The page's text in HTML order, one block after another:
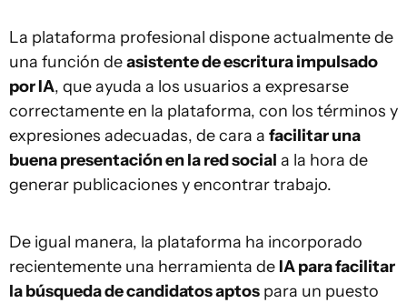
La plataforma profesional dispone actualmente de
una función deasistente de escritura impulsado
por IA, que ayuda a los usuarios a expresarse
correctamente en la plataforma, con los términos y
expresiones adecuadas, de cara a facilitar una
buena presentación en la red social a la hora de
generar publicaciones y encontrar trabajo.
De igual manera, la plataforma ha incorporado
recientemente una herramienta de IA para facilitar
la búsqueda de candidatos aptos para un puesto